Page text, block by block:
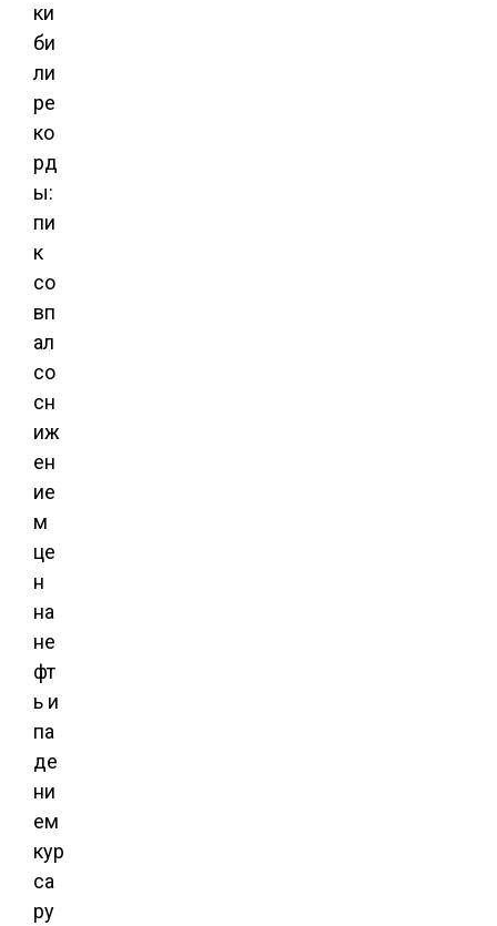
ки
би
ли
ре
ко
рд
ы:
пи
к
со
вп
ал
со
сн
иж
ен
ие
м
це
н
на
не
фт
ь и
па
де
ни
ем
кур
са
ру